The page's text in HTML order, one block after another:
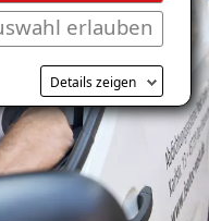
erlauben
Details zeigen